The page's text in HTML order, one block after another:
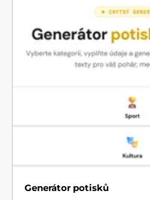
Generátor potisků